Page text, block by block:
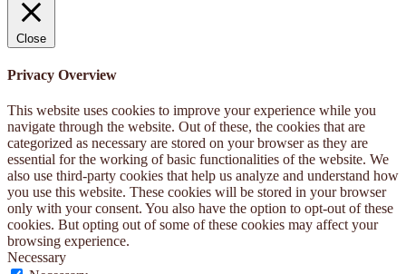
Close
Privacy Overview
This website uses cookies to improve your experience while you
navigate through the website. Out of these, the cookies that are
categorized as necessary are stored on your browser as they are
essential for the working of basic functionalities of the website. We
also use third-party cookies that help us analyze and understand how
you use this website. These cookies will be stored in your browser
only with your consent. You also have the option to opt-out of these
cookies. But opting out of some of these cookies may affect your
browsing experience.
Necessary